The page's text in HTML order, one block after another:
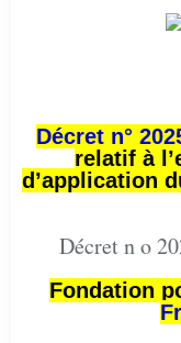
Décret n°
relatif à
d’application
Décret n o
Fondation